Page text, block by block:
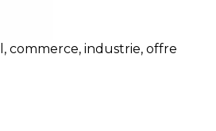
, commerce, industrie, offre